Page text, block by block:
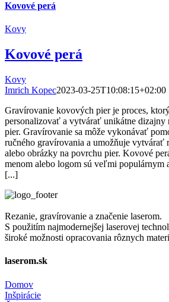
Kovové perá
Kovy
Kovové perá
Kovy
Imrich Kopec2023-03-25T10:08:15+02:00
Gravírovanie kovových pier je proces,
personalizovať a vytvárať unikátne dizajny
pier. Gravírovanie sa môže vykonávať
ručného gravírovania a umožňuje vytvárať
alebo obrázky na povrchu pier. Kovové
menom alebo logom sú veľmi populárnym
[...]
Rezanie, gravírovanie a značenie laserom.
S použitím najmodernejšej laserovej
široké možnosti opracovania rôznych
laserom.sk
Domov
Inšpirácie